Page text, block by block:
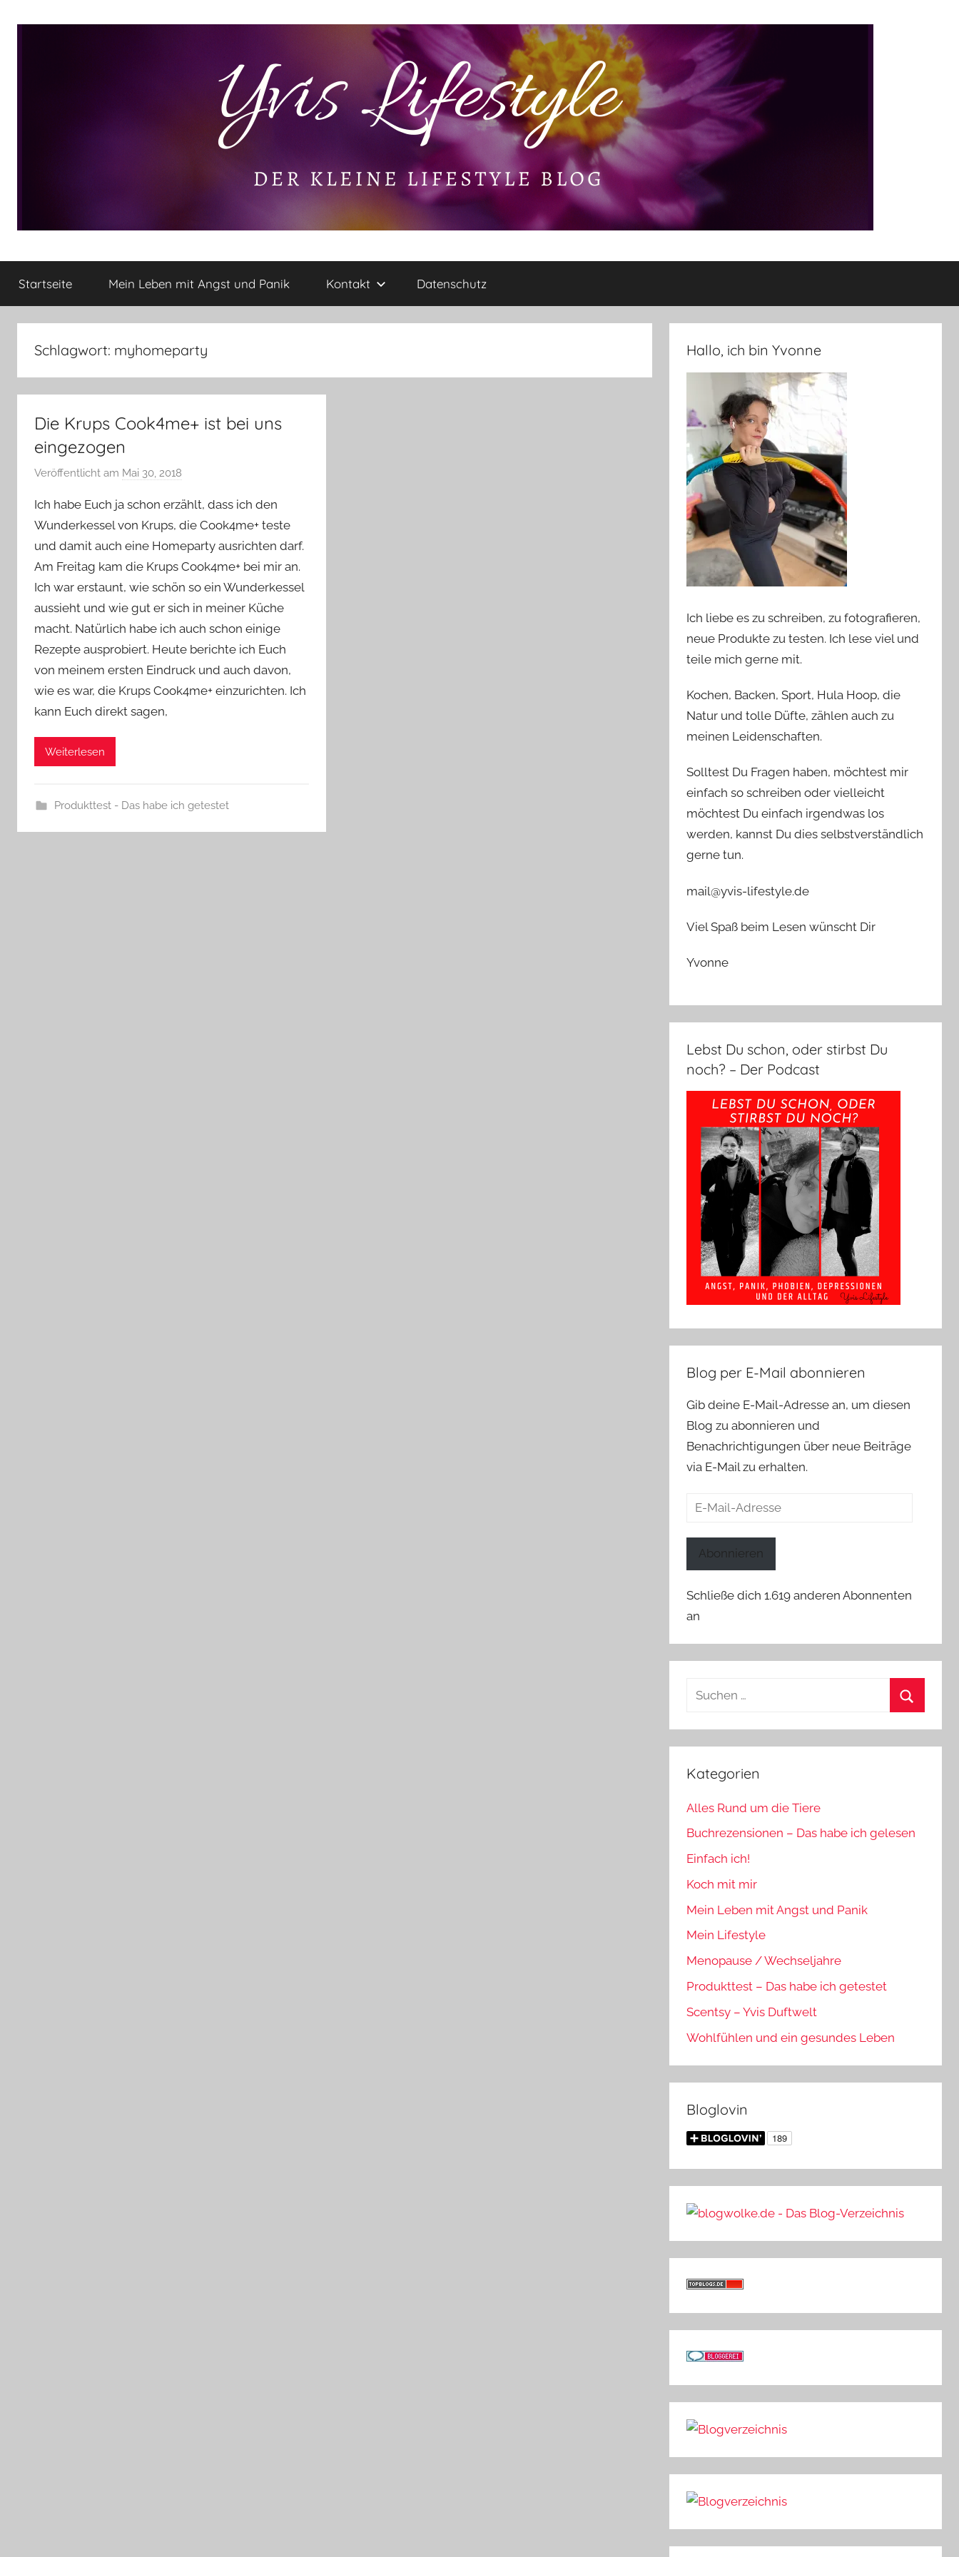
Yvis
Lifestyle
kleine
Lifestyle
Rezensionen,
Produkttests
und
mehr
Startseite Mein Leben mit Angst und Panik Kontakt Datenschutz
Schlagwort: myhomeparty
Die Krups Cook4me+ ist bei uns
eingezogen
Veröffentlicht am Mai 30, 2018
n
Y
v
o
n
n
Ich habe Euch ja schon erzählt, dass ich den
Wunderkessel von Krups, die Cook4me+ teste
und damit auch eine Homeparty ausrichten darf.
Am Freitag kam die Krups Cook4me+ bei mir an.
Ich war erstaunt, wie schön so ein Wunderkessel
aussieht und wie gut er sich in meiner Küche
macht. Natürlich habe ich auch schon einige
Rezepte ausprobiert. Heute berichte ich Euch
von meinem ersten Eindruck und auch davon,
wie es war, die Krups Cook4me+ einzurichten. Ich
kann Euch direkt sagen,
Weiterlesen
Produkttest - Das habe ich getestet
Hallo, ich bin Yvonne
Ich liebe es zu schreiben, zu fotografieren,
neue Produkte zu testen. Ich lese viel und
teile mich gerne mit.
Kochen, Backen, Sport, Hula Hoop, die
Natur und tolle Düfte, zählen auch zu
meinen Leidenschaften.
Solltest Du Fragen haben, möchtest mir
einfach so schreiben oder vielleicht
möchtest Du einfach irgendwas los
werden, kannst Du dies selbstverständlich
gerne tun.
mail@yvis-lifestyle.de
Viel Spaß beim Lesen wünscht Dir
Yvonne
Lebst Du schon, oder stirbst Du
noch? – Der Podcast
Blog per E-Mail abonnieren
Gib deine E-Mail-Adresse an, um diesen
Blog zu abonnieren und
Benachrichtigungen über neue Beiträge
via E-Mail zu erhalten.
E-
Abonnieren
Schließe dich 1.619 anderen Abonnenten
an
Suchen
Kategorien
Alles Rund um die Tiere
Buchrezensionen – Das habe ich gelesen
Einfach ich!
Koch mit mir
Mein Leben mit Angst und Panik
Mein Lifestyle
Menopause / Wechseljahre
Produkttest – Das habe ich getestet
Scentsy – Yvis Duftwelt
Wohlfühlen und ein gesundes Leben
Bloglovin